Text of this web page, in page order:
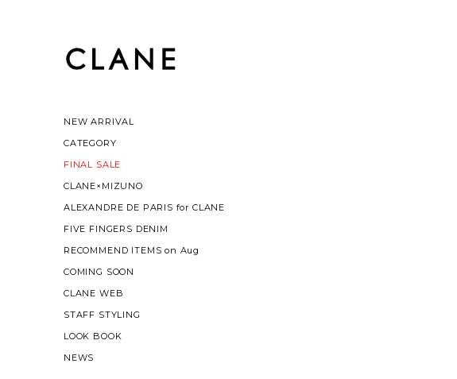
NEW ARRIVAL
CATEGORY
FINAL SALE
CLANE×MIZUNO
ALEXANDRE DE PARIS for CLANE
FIVE FINGERS DENIM
RECOMMEND ITEMS on Aug
COMING SOON
CLANE WEB
STAFF STYLING
LOOK BOOK
NEWS